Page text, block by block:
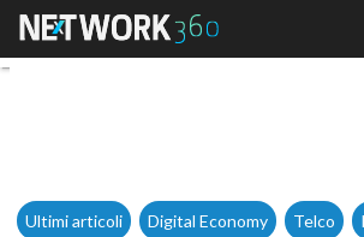
Smart
Ultimi articoli Digital Economy Telco